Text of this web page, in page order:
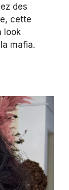
des
cette
look
mafia.